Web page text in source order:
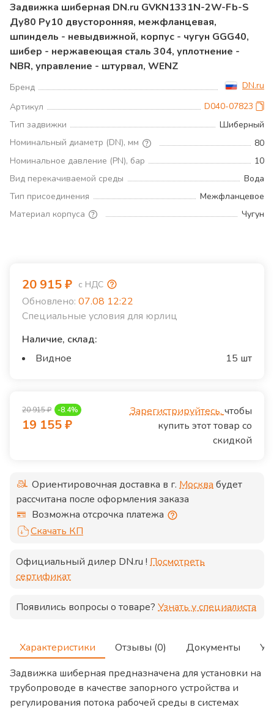
Задвижка шиберная DN.ru GVKN1331N-2W-Fb-S
Ду80 Ру10 двусторонняя, межфланцевая,
шпиндель - невыдвижной, корпус - чугун GGG40,
шибер - нержавеющая сталь 304, уплотнение -
NBR, управление - штурвал, WENZ
Бренд
DN.ru
Артикул
D040-07823
Тип задвижки
Шиберный
Номинальный диаметр (DN), мм
80
Номинальное давление (PN), бар
10
Вид перекачиваемой среды
Вода
Тип присоединения
Межфланцевое
Материал корпуса
Чугун
20 915₽ с НДС
Обновлено: 07.08 12:22
Специальные условия для юрлиц
Наличие, склад:
Видное
15 шт
20 915₽ -8.4%
19 155₽
Зарегистрируйтесь,чтобы
купить этот товар со
скидкой
Ориентировочная доставка в г. Москвабудет
рассчитана после оформления заказа
Возможна отсрочка платежа
Скачать КП
Официальный дилер DN.ru ! Посмотреть
сертификат
Появились вопросы о товаре? Узнать у специалиста
Характеристики Отзывы (0) Документы
Задвижка шиберная предназначена для установки на
трубопроводе в качестве запорного устройства и
регулирования потока рабочей среды в системах